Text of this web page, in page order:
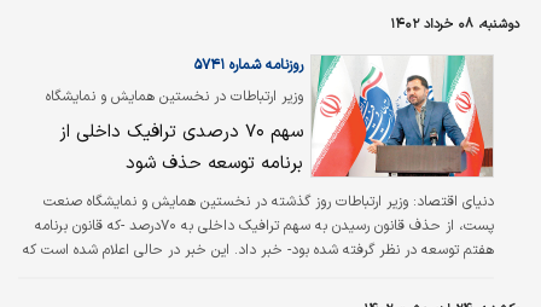
بین‌المللی پیام، این منطقه هم اکنون در کنار فعالیت در عرصه تولیدی در بخش‌های
دیگری از جمله حمل‌ونقل در دو حوزه زمینی و هوایی نیز در حال خدمات‌رسانی
است.
دوشنبه، ۰۸ خرداد ۱۴۰۲
وزیر ارتباطات در نخستین همایش و نمایشگاه
صنعت پست پیشنهاد کرد
روزنامه شماره ۵۷۴۱
سهم ۷۰ درصدی ترافیک داخلی از
برنامه توسعه حذف شود
دنياي اقتصاد: وزیر ارتباطات روز گذشته در نخستین همایش و نمایشگاه صنعت
پست، از حذف قانون رسیدن به سهم ترافیک داخلی به ۷۰درصد -که قانون برنامه
هفتم توسعه در نظر گرفته شده بود- خبر داد. این خبر در حالی اعلام شده است که
درصدی ترافیک داخلی از محتوای مصرفی کاربران اینترنت، نظام جدید تعرفه‌گذاری